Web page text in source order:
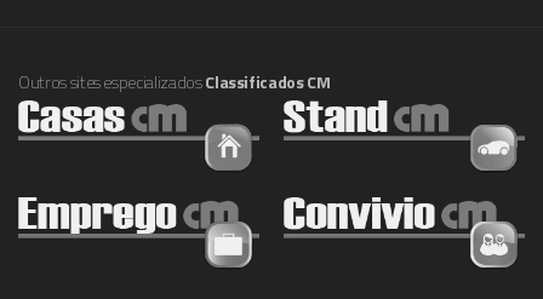
Outros sites especializadosClassificados CM